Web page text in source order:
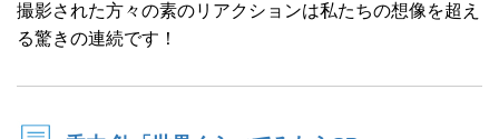
撮影された方々の素のリアクションは私たちの想像を超え
る驚きの連続です！